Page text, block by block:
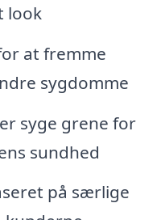
look
at fremme
sygdomme
syge grene for
sundhed
på særlige